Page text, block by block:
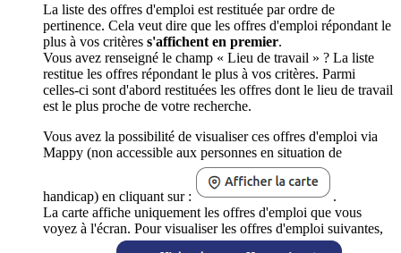
La liste des offres d'emploi est restituée par ordre de
pertinence. Cela veut dire que les offres d'emploi répondant le
plus à vos critères s'affichent en premier.
Vous avez renseigné le champ « Lieu de travail » ? La liste
restitue les offres répondant le plus à vos critères. Parmi
celles-ci sont d'abord restituées les offres dont le lieu de travail
est le plus proche de votre recherche.
Vous avez la possibilité de visualiser ces offres d'emploi via
Mappy (non accessible aux personnes en situation de
handicap) en cliquant sur :
.
La carte affiche uniquement les offres d'emploi que vous
voyez à l'écran. Pour visualiser les offres d'emploi suivantes,